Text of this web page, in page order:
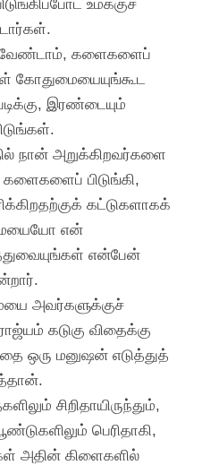
களைகளைப்
கோதுமையையுங்கூட
இரண்டையும்
நான் அறுக்கிறவர்களை
பிடுங்கி,
கட்டுகளாகக்
என்
என்பேன்
அவர்களுக்குச்
கடுகு விதைக்கு
ஒரு மனுஷன் எடுத்துத்
சிறிதாயிருந்தும்,
பெரிதாகி,
அதின் கிளைகளில்